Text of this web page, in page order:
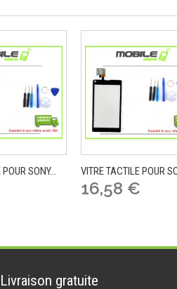
SONY... VITRE TACTILE POUR
16,58 €
Livraison gratuite